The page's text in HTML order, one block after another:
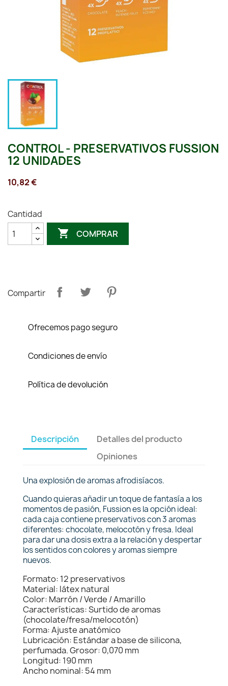
CONTROL - PRESERVATIVOS FUSSION
12 UNIDADES
10,82 €
Cantidad
 COMPRAR
Compartir
Ofrecemos pago seguro
Condiciones de envío
Política de devolución
Descripción
Detalles del producto
Opiniones
Una explosión de aromas afrodisíacos.
Cuando quieras añadir un toque de fantasía a los
momentos de pasión, Fussion es la opción ideal:
cada caja contiene preservativos con 3 aromas
diferentes: chocolate, melocotón y fresa. Ideal
para dar una dosis extra a la relación y despertar
los sentidos con colores y aromas siempre
nuevos.
Formato: 12 preservativos
Material: látex natural
Color: Marrón / Verde / Amarillo
Características: Surtido de aromas
(chocolate/fresa/melocotón)
Forma: Ajuste anatómico
Lubricación: Estándar a base de silicona,
perfumada. Grosor: 0,070 mm
Longitud: 190 mm
Ancho nominal: 54 mm